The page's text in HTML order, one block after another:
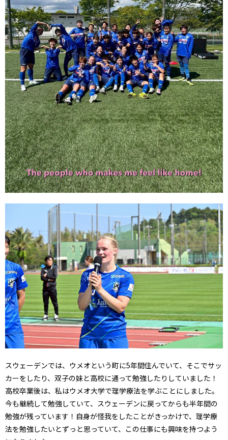
スウェーデンでは、ウメオという町に5年間住んでいて、そこでサッ
カーをしたり、双子の妹と高校に通って勉強したりしていました！
高校卒業後は、私はウメオ大学で理学療法を学ぶことにしました。
今も継続して勉強していて、スウェーデンに戻ってからも半年間の
勉強が残っています！自身が怪我をしたことがきっかけで、理学療
法を勉強したいとずっと思っていて、この仕事にも興味を持つよう